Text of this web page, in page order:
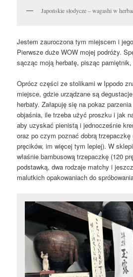
Japońskie słodycze – wagashi w
Jestem zauroczona tym miejscem i
Pierwsze duże WOW mojej podróży.
sącząc moją herbatę, pisząc pamiętnik,
Oprócz części ze stolikami w Ippodo
miejsce, gdzie urządzane są
herbaty. Załapuję się na pokaz
objaśnia, ile trzeba użyć proszku i jak
aby uzyskać pienistą i jednocześnie
oraz po czym poznać dobrą
pręcików, im więcej tym lepiej). W
właśnie bambusową trzepaczkę (120
podstawką, dwa rodzaje matchy i
malutkich opakowaniach do